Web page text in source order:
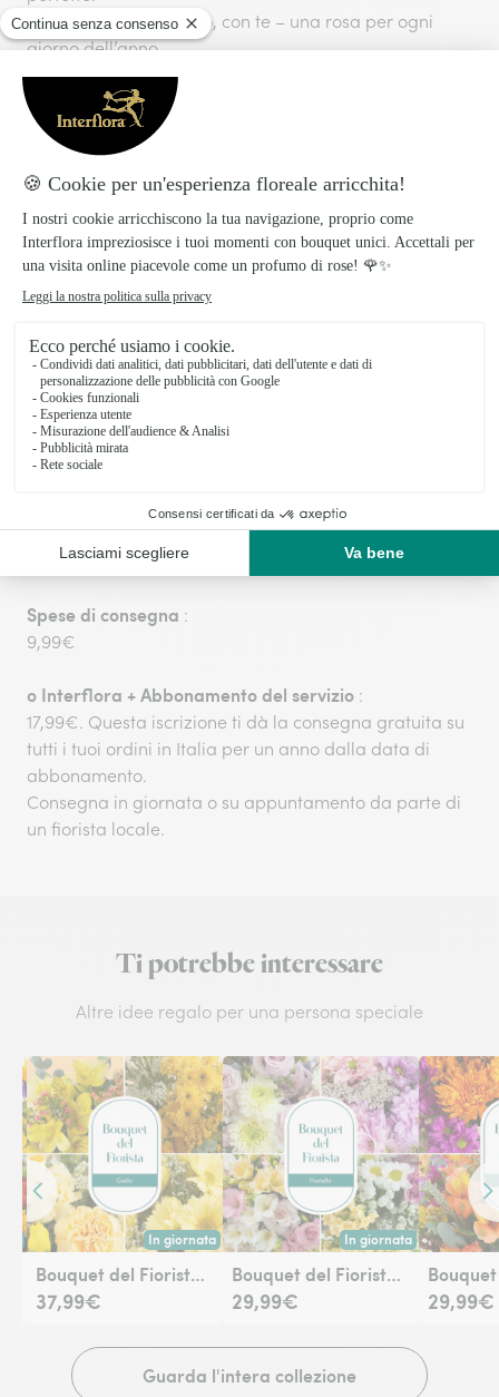
365 rose– Ogni giorno, con te – una rosa per ogni
giorno dell’anno.
Questo bouquet non include elementi verdi decorativi:
è pensato per mettere in risalto solo l’essenziale, la tua
emozione.
Preparato con amore, consegnato con
cura!
I prodotti Interflora sono preparati e confezionati il
freschezza dei fiori.
La consegna, in giornata o su appuntamento, viene
effettuata direttamente dai nostri fioristi locali.
Spese di consegna :
9,99€
o Interflora + Abbonamento del servizio :
17,99€. Questa iscrizione ti dà la consegna gratuita su
tutti i tuoi ordini in Italia per un anno dalla data di
abbonamento.
Consegna in giornata o su appuntamento da parte di
un fiorista locale.
Ti potrebbe interessare
Altre idee regalo per una persona speciale
Contenuto precedente
disponibile oggi o in data a tua scelta.
In giornata
Consegna disponibile oggi o in data a tua scelta.
Bouquet del Fiorista - Giallo
37,99€
In giornata
Consegna disponibile
Bouquet del Fiorista - Toni Pastello
29,99€ 29,99€
Guarda l'intera collezione